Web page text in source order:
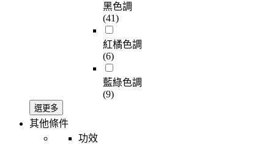
黑色調
(41)
紅橘色調
(6)
藍綠色調
(9)
選更多
其他條件
功效